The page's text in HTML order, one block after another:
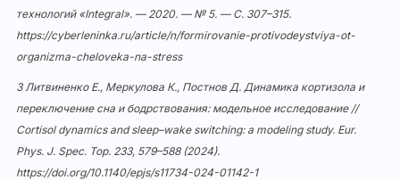
технологий «Integral». — 2020. — № 5. — С. 307–315.
https://cyberleninka.ru/article/n/formirovanie-protivodeystviya-ot-
organizma-cheloveka-na-stress
3 Литвиненко Е., Меркулова К., Постнов Д. Динамика кортизола и
переключение сна и бодрствования: модельное исследование //
Cortisol dynamics and sleep–wake switching: a modeling study. Eur.
Phys. J. Spec. Top. 233, 579–588 (2024).
https://doi.org/10.1140/epjs/s11734-024-01142-1